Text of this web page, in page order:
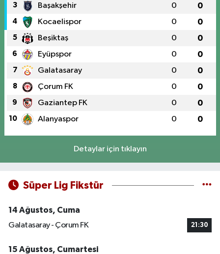
3 Başakşehir 0 0
4 Kocaelispor 0 0
5 Beşiktaş 0 0
6 Eyüpspor 0 0
7 Galatasaray 0 0
8 Çorum FK 0 0
9 Gaziantep FK 0 0
10 Alanyaspor 0 0
Detaylar için tıklayın
Süper Lig Fikstür
14 Ağustos, Cuma
Galatasaray - Çorum FK
21:30
15 Ağustos, Cumartesi